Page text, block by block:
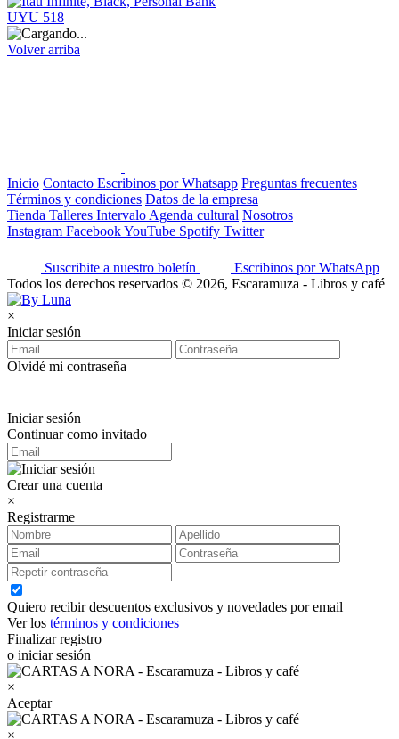
UYU 518
Volver arriba
Inicio Contacto Escribinos por Whatsapp Preguntas frecuentes
Términos y condiciones Datos de la empresa
Tienda Talleres Intervalo Agenda cultural Nosotros
Instagram FacebookYouTube Spotify Twitter
Suscribite a nuestro boletín
Escribinos por WhatsApp
Todos los derechos reservados © 2026, Escaramuza - Libros y café
×
Iniciar sesión
Olvidé mi contraseña
Iniciar sesión
Continuar como invitado
Crear una cuenta
×
Registrarme
Quiero recibir descuentos exclusivos y novedades por email
Ver los términos y condiciones
Finalizar registro
o iniciar sesión
×
Aceptar
×